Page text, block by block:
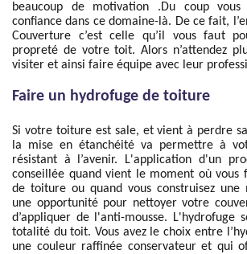
beaucoup de motivation .Du coup
confiance dans ce domaine-là. De ce fait,
Couverture c’est celle qu’il vous faut
propreté de votre toit. Alors n’attendez
visiter et ainsi faire équipe avec leur
Faire un hydrofuge de toiture
Si votre toiture est sale, et vient à perdre
la mise en étanchéité va permettre à
résistant à l’avenir. L'application d'un
conseillée quand vient le moment où vous
de toiture ou quand vous construisez une
une opportunité pour nettoyer votre
d’appliquer de l'anti-mousse. L'hydrofuge
totalité du toit. Vous avez le choix entre
une couleur raffinée conservateur et qui